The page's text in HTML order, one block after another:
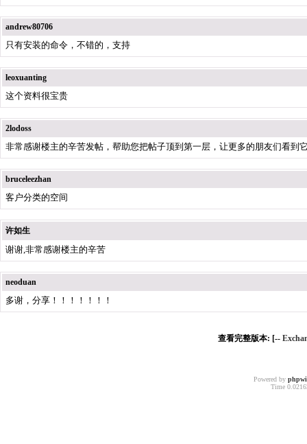
andrew80706
只有安装的命令，不错的，支持
leoxuanting
这个资料很宝贵
2lodoss
非常感谢楼主的辛苦发帖，帮助您把帖子顶到第一层，让更多的朋友们看到
bruceleezhan
客户分类的空间
许如生
谢谢,非常感谢楼主的辛苦
neoduan
多谢，分享！！！！！！！
查看完整版本: [--
Powered by
Time